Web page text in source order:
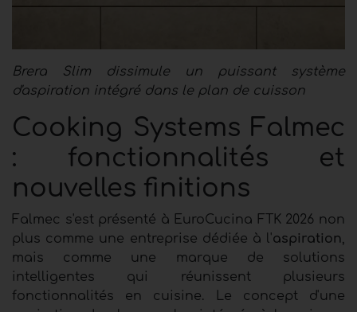
Brera Slim dissimule un puissant système
d'aspiration intégré dans le plan de cuisson
Cooking Systems Falmec
: fonctionnalités et
nouvelles finitions
Falmec s'est présenté à EuroCucina FTK 2026 non
plus comme une entreprise dédiée à l'aspiration,
mais comme une marque de solutions
intelligentes qui réunissent plusieurs
fonctionnalités en cuisine. Le concept d'une